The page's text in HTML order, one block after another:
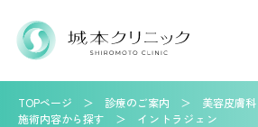
TOPページ 診療のご案内
美容皮膚
施術内容から探す
イントラジェン